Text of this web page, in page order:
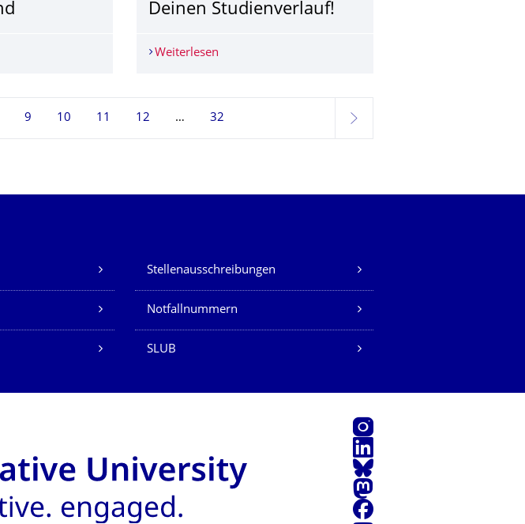
im SoSe 2025- wiss. Mitarbeiterin bzw. Mitarbeiter / Doktorandin bzw. Doktorand
Deinen Studienverlauf!
Weiterlesen
9 10 11 12 32
weiter
Stellenausschreibungen
Notfallnummern
SLUB
Instagram
LinkedIn
Bluesky
Mastodon
Facebook